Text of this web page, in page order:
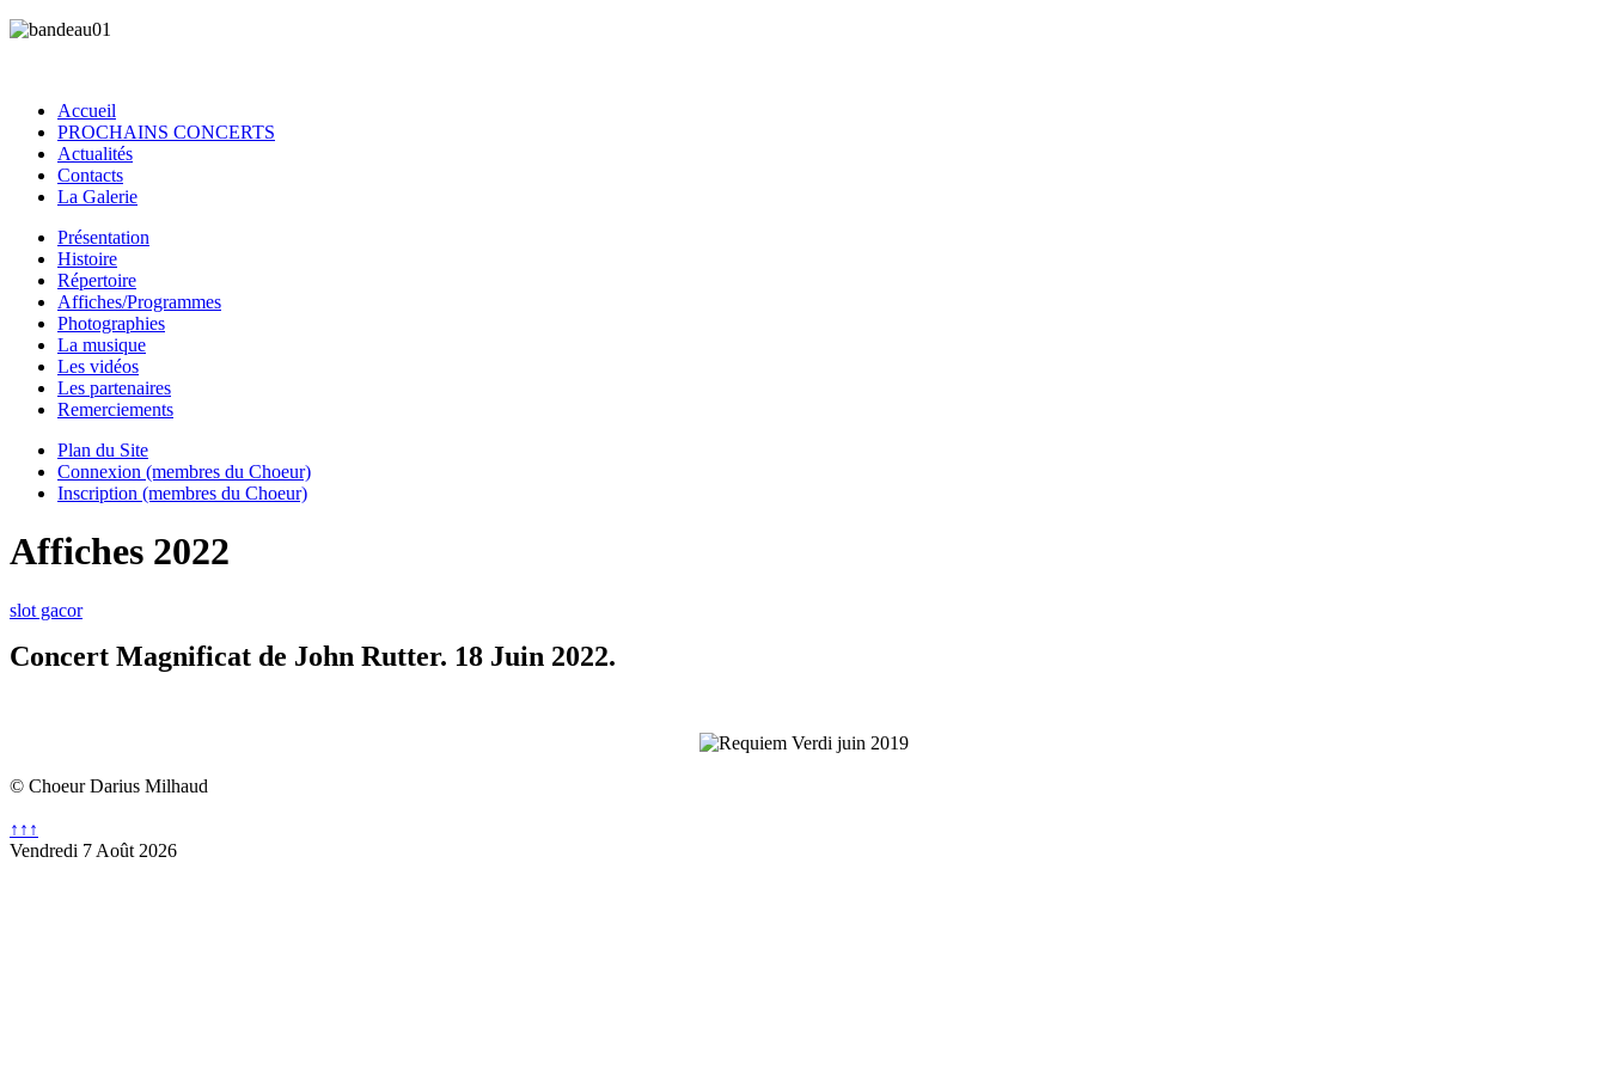
Accueil
PROCHAINS CONCERTS
Actualités
Contacts
La Galerie
Présentation
Histoire
Répertoire
Affiches/Programmes
Photographies
La musique
Les vidéos
Les partenaires
Remerciements
Plan du Site
Connexion (membres du Choeur)
Inscription (membres du Choeur)
Affiches 2022
slot gacor
Concert Magnificat de John Rutter. 18 Juin 2022.
© Choeur Darius Milhaud
↑↑↑
Vendredi 7 Août 2026